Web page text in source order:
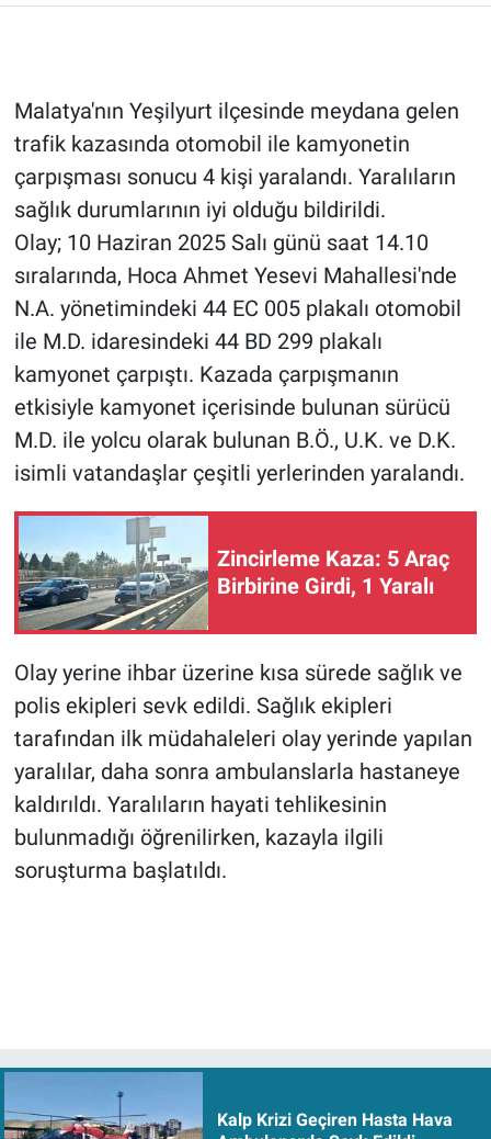
Malatya'nın Yeşilyurt ilçesinde meydana gelen
trafik kazasında otomobil ile kamyonetin
çarpışması sonucu 4 kişi yaralandı. Yaralıların
sağlık durumlarının iyi olduğu bildirildi.
Olay; 10 Haziran 2025 Salı günü saat 14.10
sıralarında, Hoca Ahmet Yesevi Mahallesi'nde
N.A. yönetimindeki 44 EC 005 plakalı otomobil
ile M.D. idaresindeki 44 BD 299 plakalı
kamyonet çarpıştı. Kazada çarpışmanın
etkisiyle kamyonet içerisinde bulunan sürücü
M.D. ile yolcu olarak bulunan B.Ö., U.K. ve D.K.
isimli vatandaşlar çeşitli yerlerinden yaralandı.
Zincirleme Kaza: 5 Araç
Birbirine Girdi, 1 Yaralı
Olay yerine ihbar üzerine kısa sürede sağlık ve
polis ekipleri sevk edildi. Sağlık ekipleri
tarafından ilk müdahaleleri olay yerinde yapılan
yaralılar, daha sonra ambulanslarla hastaneye
kaldırıldı. Yaralıların hayati tehlikesinin
bulunmadığı öğrenilirken, kazayla ilgili
soruşturma başlatıldı.
Kalp Krizi Geçiren Hasta Hava